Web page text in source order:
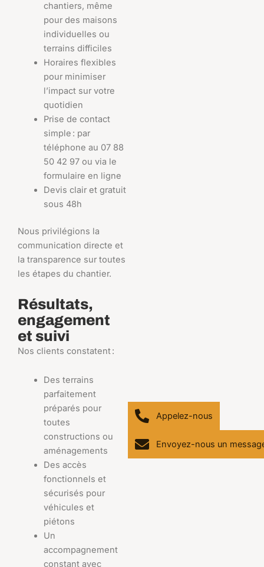
chantiers, même
pour des maisons
individuelles ou
terrains difficiles
Horaires flexibles
pour minimiser
l’impact sur votre
quotidien
Prise de contact
simple : par
téléphone au 07 88
50 42 97 ou via le
formulaire en ligne
Devis clair et gratuit
sous 48h
Nous privilégions la
communication directe et
la transparence sur toutes
les étapes du chantier.
Résultats,
engagement
et suivi
Nos clients constatent :
Des terrains
parfaitement
préparés pour
toutes
constructions ou
aménagements
Des accès
fonctionnels et
sécurisés pour
véhicules et
piétons
Un
accompagnement
constant avec
Appelez-nous
Envoyez-nous un